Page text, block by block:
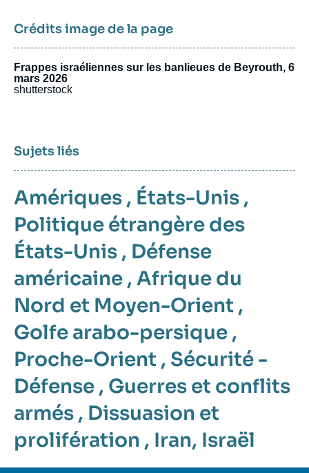
Crédits image de la page
Frappes israéliennes sur les banlieues de Beyrouth, 6
mars 2026
shutterstock
Sujets liés
Amériques , États-Unis ,
Politique étrangère des
États-Unis , Défense
américaine , Afrique du
Nord et Moyen-Orient ,
Golfe arabo-persique ,
Proche-Orient , Sécurité -
Défense , Guerres et conflits
armés , Dissuasion et
prolifération , Iran, Israël